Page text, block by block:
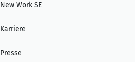
New Work SE
Karriere
Presse